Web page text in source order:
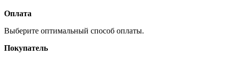
Оплата
Выберите оптимальный способ оплаты.
Покупатель